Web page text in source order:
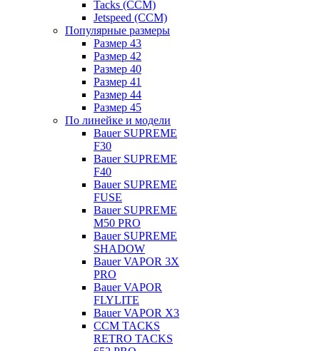
Tacks (CCM)
Jetspeed (CCM)
Популярные размеры
Размер 43
Размер 42
Размер 40
Размер 41
Размер 44
Размер 45
По линейке и модели
Bauer SUPREME
F30
Bauer SUPREME
F40
Bauer SUPREME
FUSE
Bauer SUPREME
M50 PRO
Bauer SUPREME
SHADOW
Bauer VAPOR 3X
PRO
Bauer VAPOR
FLYLITE
Bauer VAPOR X3
CCM TACKS
RETRO TACKS